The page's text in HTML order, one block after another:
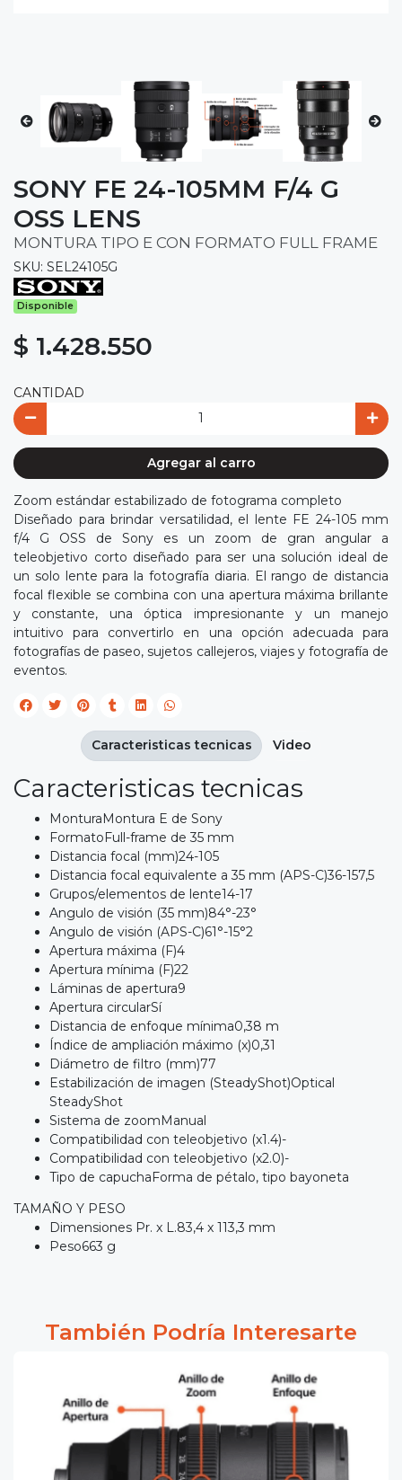
SONY FE 24-105MM F/4 G
OSS LENS
MONTURA TIPO E CON FORMATO FULL FRAME
SKU: SEL24105G
Disponible
$ 1.428.550
CANTIDAD
Agregar al carro
Zoom estándar estabilizado de fotograma completo
Diseñado para brindar versatilidad, el lente FE 24-105 mm
f/4 G OSS de Sony es un zoom de gran angular a
teleobjetivo corto diseñado para ser una solución ideal de
un solo lente para la fotografía diaria. El rango de distancia
focal flexible se combina con una apertura máxima brillante
y constante, una óptica impresionante y un manejo
intuitivo para convertirlo en una opción adecuada para
fotografías de paseo, sujetos callejeros, viajes y fotografía de
eventos.
Caracteristicas tecnicas
MonturaMontura E de Sony
FormatoFull-frame de 35 mm
Distancia focal (mm)24-105
Distancia focal equivalente a 35 mm (APS-C)36-157,5
Grupos/elementos de lente14-17
Angulo de visión (35 mm)84°-23°
Angulo de visión (APS-C)61°-15°2
Apertura máxima (F)4
Apertura mínima (F)22
Láminas de apertura9
Apertura circularSí
Distancia de enfoque mínima0,38 m
Índice de ampliación máximo (x)0,31
Diámetro de filtro (mm)77
Estabilización de imagen (SteadyShot)Optical
SteadyShot
Sistema de zoomManual
Compatibilidad con teleobjetivo (x1.4)-
Compatibilidad con teleobjetivo (x2.0)-
Tipo de capuchaForma de pétalo, tipo bayoneta
TAMAÑO Y PESO
Dimensiones Pr. x L.83,4 x 113,3 mm
Peso663 g
Caracteristicas tecnicas Video
También Podría Interesarte